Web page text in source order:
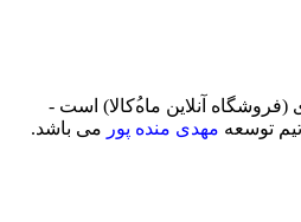
آنلاین ماه‌‌‌‌‌‌ُکالا) است -
توسعه مهدی منده پور می باشد.